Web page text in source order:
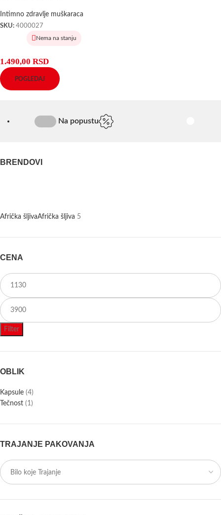
Na popustu
BRENDOVI
Afrička šljivaAfrička šljiva 5
CENA
Filter
OBLIK
Kapsule (4)
Tečnost (1)
TRAJANJE PAKOVANJA
Intimno zdravlje muškaraca
SKU: 4000027
Nema na stanju
1.490,00 RSD
POGLEDAJ